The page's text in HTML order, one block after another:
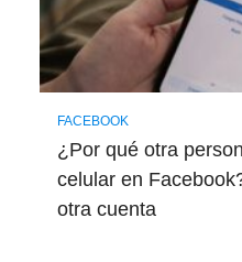
FACEBOOK
¿Por qué otra
celular en
otra cuenta